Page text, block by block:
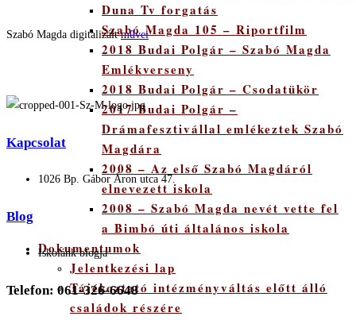
Duna Tv forgatás
Szabó Magda 105 – Riportfilm
2018 Budai Polgár – Szabó Magda
Emlékverseny
2018 Budai Polgár – Csodatükör
2017 Budai Polgár –
Drámafesztivállal emlékeztek Szabó
Magdára
2008 – Az első Szabó Magdáról
elnevezett iskola
2008 – Szabó Magda nevét vette fel
a Bimbó úti általános iskola
Dokumentumok
Jelentkezési lap
Tájékoztató intézményváltás előtt álló
családok részére
Szabó Magda digitalizáltművei
Kapcsolat
1026 Bp. Gábor Áron utca 47.
Blog
Iskolánk blogja
Telefon: 061-326-6648